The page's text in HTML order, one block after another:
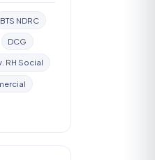
BTS NDRC
DCG
RH Social